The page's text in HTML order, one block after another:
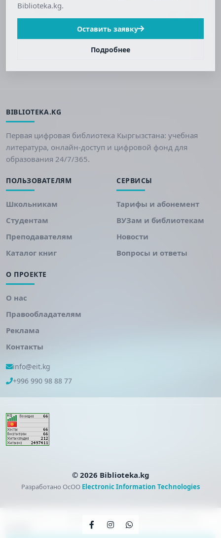
Титриметрические методы анализа
Biblioteka.kg.
Оставить заявку
Подробнее
BIBLIOTEKA.KG
Первая цифровая библиотека Кыргызстана: учебная
литература, онлайн-доступ и цифровой фонд для
образования 24/7/365.
ПОЛЬЗОВАТЕЛЯМ
Школьникам
Студентам
Преподавателям
Каталог книг
СЕРВИСЫ
Тарифы и абонемент
ВУЗам и библиотекам
Новости
Вопросы и ответы
О ПРОЕКТЕ
О нас
Правообладателям
Реклама
Контакты
info@eit.kg
+996 990 98 88 77
© 2026 Biblioteka.kg
Разработано ОсОО Electronic Information Technologies